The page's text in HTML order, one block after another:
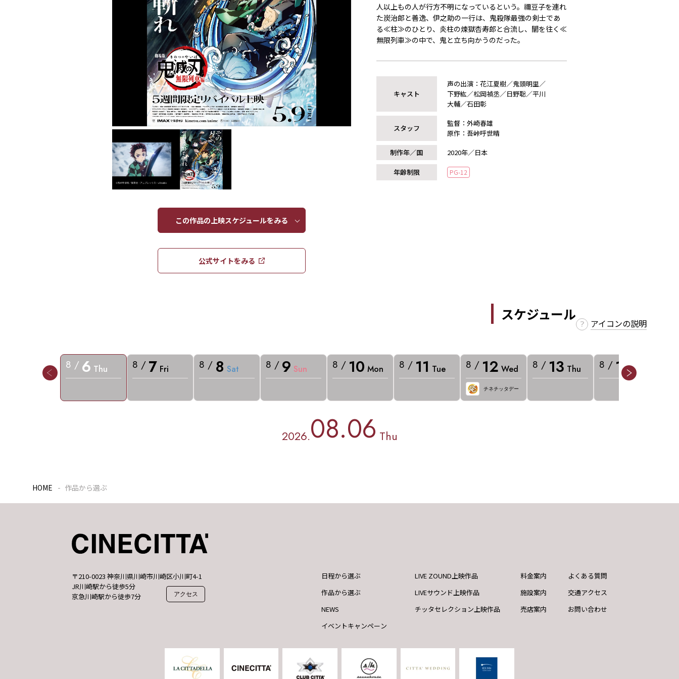
この作品の上映スケジュールをみる​​
公式サイトをみる​​
人以上もの人が行方不明になっているという。禰豆子を連れ
た炭治郎と善逸、伊之助の一行は、鬼殺隊最強の剣士であ
る≪柱≫のひとり、炎柱の煉獄杏寿郎と合流し、闇を往く≪
無限列車≫の中で、鬼と立ち向かうのだった。
キャスト
声の出演：花江夏樹／鬼頭明里／
下野紘／松岡禎丞／日野聡／平川
大輔／石田彰
スタッフ
監督：外崎春雄
原作：吾峠呼世晴
制作年／国
2020年／日本
年齢制限 PG-12
スケジュール
アイコンの説明
8 / 6 Thu 8 / 7 Fri 8 / 8 Sat 8 / 9 Sun 8 / 10 Mon 8 / 11 Tue 8 / 12 Wed
チネチッタデー
8 / 13 Thu 8 / 14 Fri
2026.08.06 Thu
HOME 作品から選ぶ
〒210-0023 神奈川県川崎市川崎区小川町4-1
JR川崎駅から徒歩5分
京急川崎駅から徒歩7分
アクセス
日程から選ぶ
作品から選ぶ
NEWS
イベントキャンペーン
LIVE ZOUND上映作品
LIVEサウンド上映作品
チッタセレクション上映作品
料金案内
施設案内
売店案内
よくある質問
交通アクセス
お問い合わせ